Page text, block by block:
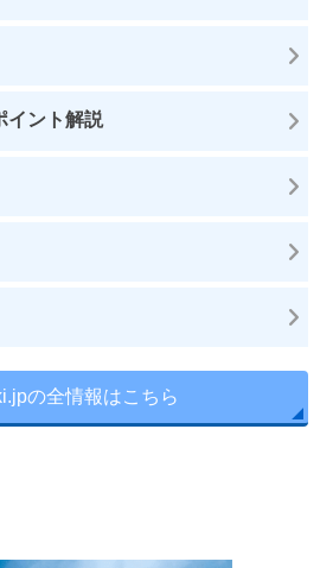
イント解説
の全情報はこちら